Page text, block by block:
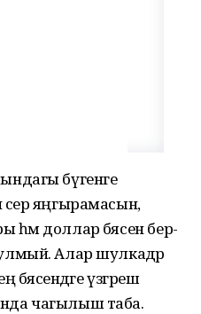
бүгенге
яңгырамасын,
доллар бәясен бер-
Алар шулкадәр
бәясендәге үзгәреш
чагылыш таба.